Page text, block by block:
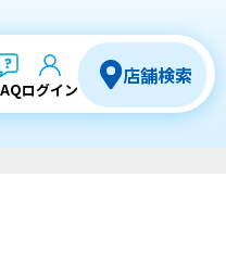
ログイン
店舗検索